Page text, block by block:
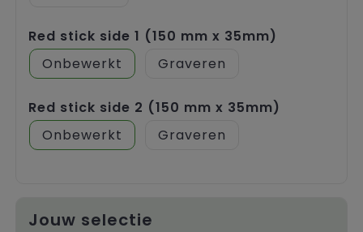
Red stick side 1 (150 mm x 35mm)
Onbewerkt
Graveren
Red stick side 2 (150 mm x 35mm)
Onbewerkt
Graveren
Jouw selectie